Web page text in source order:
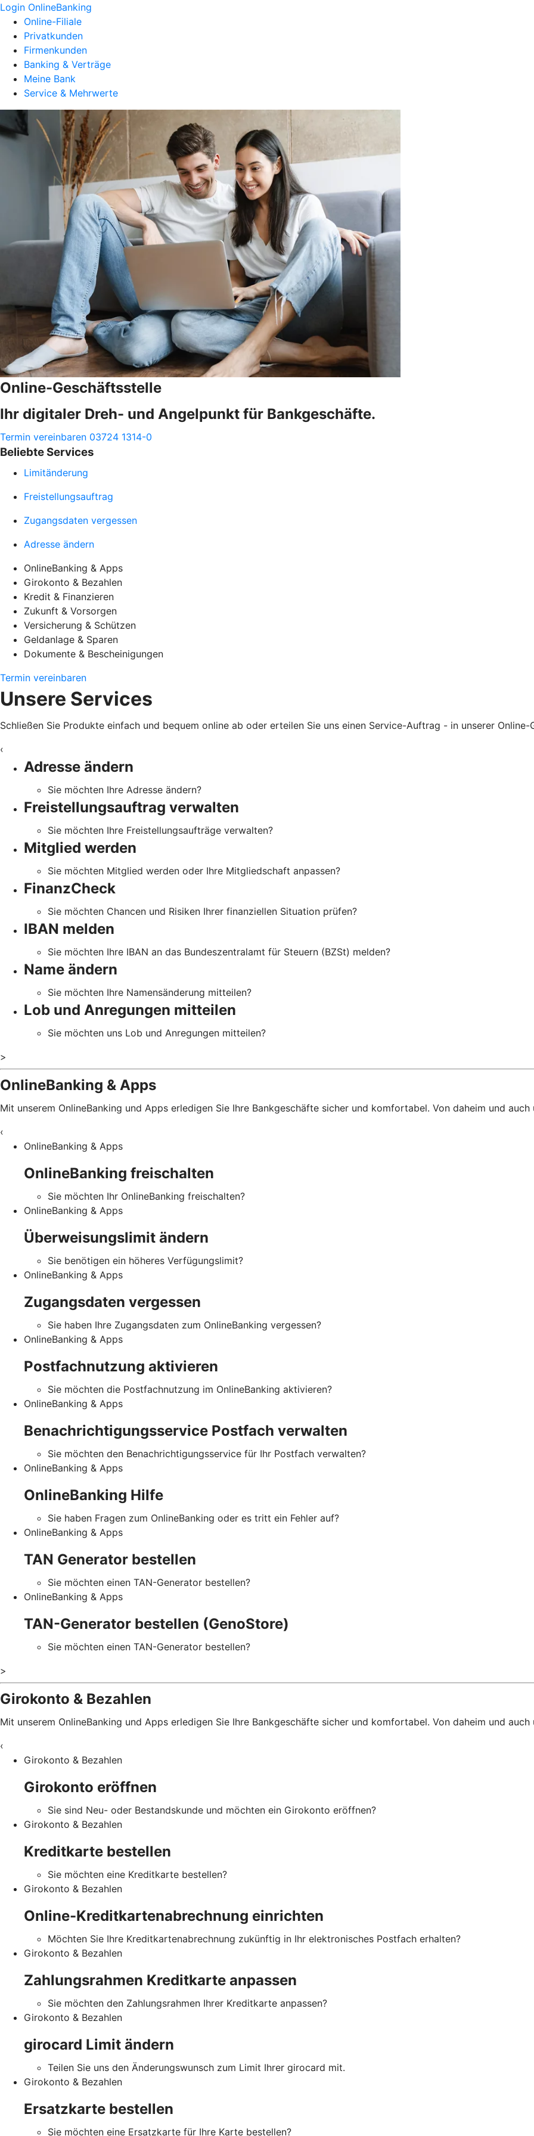
Login OnlineBanking
Online-Filiale
Privatkunden
Firmenkunden
Banking & Verträge
Meine Bank
Service & Mehrwerte
Online-Geschäftsstelle
Ihr digitaler Dreh- und Angelpunkt für Bankgeschäfte.
Termin vereinbaren 03724 1314-0
Beliebte Services
Limitänderung
Freistellungsauftrag
Zugangsdaten vergessen
Adresse ändern
OnlineBanking & Apps
Girokonto & Bezahlen
Kredit & Finanzieren
Zukunft & Vorsorgen
Versicherung & Schützen
Geldanlage & Sparen
Dokumente & Bescheinigungen
Termin vereinbaren
Unsere Services
Schließen Sie Produkte einfach und bequem online ab oder erteilen Sie uns einen Service-Auftrag - in unserer Online-
‹
Adresse ändern
Sie möchten Ihre Adresse ändern?
Freistellungsauftrag verwalten
Sie möchten Ihre Freistellungsaufträge verwalten?
Mitglied werden
Sie möchten Mitglied werden oder Ihre Mitgliedschaft anpassen?
FinanzCheck
Sie möchten Chancen und Risiken Ihrer finanziellen Situation prüfen?
IBAN melden
Sie möchten Ihre IBAN an das Bundeszentralamt für Steuern (BZSt) melden?
Name ändern
Sie möchten Ihre Namensänderung mitteilen?
Lob und Anregungen mitteilen
Sie möchten uns Lob und Anregungen mitteilen?
>
OnlineBanking & Apps
Mit unserem OnlineBanking und Apps erledigen Sie Ihre Bankgeschäfte sicher und komfortabel. Von daheim und auch
‹
OnlineBanking & Apps
OnlineBanking freischalten
Sie möchten Ihr OnlineBanking freischalten?
OnlineBanking & Apps
Überweisungslimit ändern
Sie benötigen ein höheres Verfügungslimit?
OnlineBanking & Apps
Zugangsdaten vergessen
Sie haben Ihre Zugangsdaten zum OnlineBanking vergessen?
OnlineBanking & Apps
Postfachnutzung aktivieren
Sie möchten die Postfachnutzung im OnlineBanking aktivieren?
OnlineBanking & Apps
Benachrichtigungsservice Postfach verwalten
Sie möchten den Benachrichtigungsservice für Ihr Postfach verwalten?
OnlineBanking & Apps
OnlineBanking Hilfe
Sie haben Fragen zum OnlineBanking oder es tritt ein Fehler auf?
OnlineBanking & Apps
TAN Generator bestellen
Sie möchten einen TAN-Generator bestellen?
OnlineBanking & Apps
TAN-Generator bestellen (GenoStore)
Sie möchten einen TAN-Generator bestellen?
>
Girokonto & Bezahlen
Mit unserem OnlineBanking und Apps erledigen Sie Ihre Bankgeschäfte sicher und komfortabel. Von daheim und auch
‹
Girokonto & Bezahlen
Girokonto eröffnen
Sie sind Neu- oder Bestandskunde und möchten ein Girokonto eröffnen?
Girokonto & Bezahlen
Kreditkarte bestellen
Sie möchten eine Kreditkarte bestellen?
Girokonto & Bezahlen
Online-Kreditkartenabrechnung einrichten
Möchten Sie Ihre Kreditkartenabrechnung zukünftig in Ihr elektronisches Postfach erhalten?
Girokonto & Bezahlen
Zahlungsrahmen Kreditkarte anpassen
Sie möchten den Zahlungsrahmen Ihrer Kreditkarte anpassen?
Girokonto & Bezahlen
girocard Limit ändern
Teilen Sie uns den Änderungswunsch zum Limit Ihrer girocard mit.
Girokonto & Bezahlen
Ersatzkarte bestellen
Sie möchten eine Ersatzkarte für Ihre Karte bestellen?